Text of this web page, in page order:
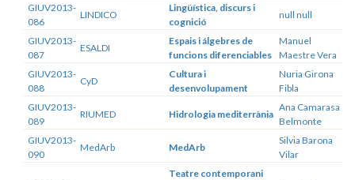
GIUV2013-
086
LINDICO
Lingüística, discurs i
cognició
null null
GIUV2013-
087
ESALDI
Espais i álgebres de
funcions diferenciables
Manuel
Maestre Vera
GIUV2013-
088
CyD
Cultura i
desenvolupament
Nuria Girona
Fibla
GIUV2013-
089
RIUMED Hidrologia mediterrània
Ana Camarasa
Belmonte
GIUV2013-
090
MedArb MedArb
Silvia Barona
Vilar
Teatre contemporani